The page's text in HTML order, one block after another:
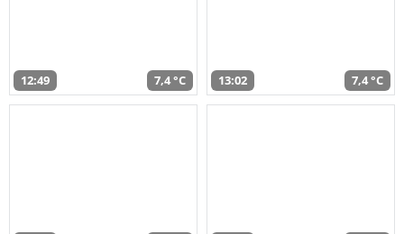
12:49 7,4 °C 13:02 7,4 °C